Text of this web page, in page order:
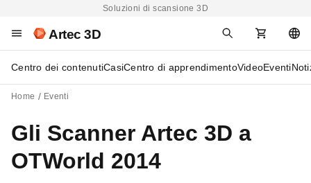
Soluzioni di scansione 3D
Artec 3D
Centro dei contenutiCasiCentro di apprendimentoVideoEventi
Home Eventi
Gli Scanner Artec 3D a
OTWorld 2014